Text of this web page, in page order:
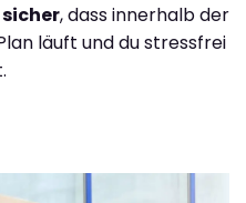
, dass innerhalb der
läuft und du stressfrei